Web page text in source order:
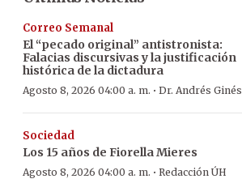
Correo Semanal
El “pecado original” antistronista:
Falacias discursivas y la justificación
histórica de la dictadura
Agosto 8, 2026 04:00 a. m. · Dr. Andrés Ginés
Sociedad
Los 15 años de Fiorella Mieres
Agosto 8, 2026 04:00 a. m. · Redacción ÚH